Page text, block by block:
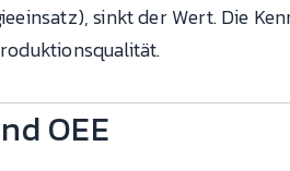
sinkt der Wert. Die
OEE